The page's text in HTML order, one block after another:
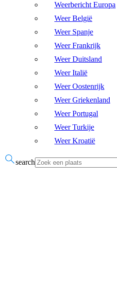
Weerbericht Europa
Weer België
Weer Spanje
Weer Frankrijk
Weer Duitsland
Weer Italië
Weer Oostenrijk
Weer Griekenland
Weer Portugal
Weer Turkije
Weer Kroatië
search